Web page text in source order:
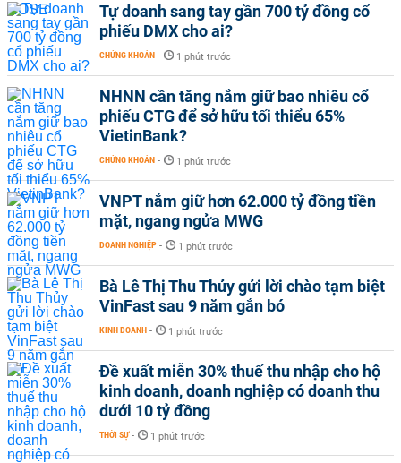
Tự doanh sang tay gần 700 tỷ đồng cổ
phiếu DMX cho ai?
CHỨNG KHOÁN - 1 phút trước
NHNN cần tăng nắm giữ bao nhiêu cổ
phiếu CTG để sở hữu tối thiểu 65%
VietinBank?
CHỨNG KHOÁN - 1 phút trước
VNPT nắm giữ hơn 62.000 tỷ đồng tiền
mặt, ngang ngửa MWG
DOANH NGHIỆP - 1 phút trước
Bà Lê Thị Thu Thủy gửi lời chào tạm biệt
VinFast sau 9 năm gắn bó
KINH DOANH - 1 phút trước
Đề xuất miễn 30% thuế thu nhập cho hộ
kinh doanh, doanh nghiệp có doanh thu
dưới 10 tỷ đồng
THỜI SỰ - 1 phút trước